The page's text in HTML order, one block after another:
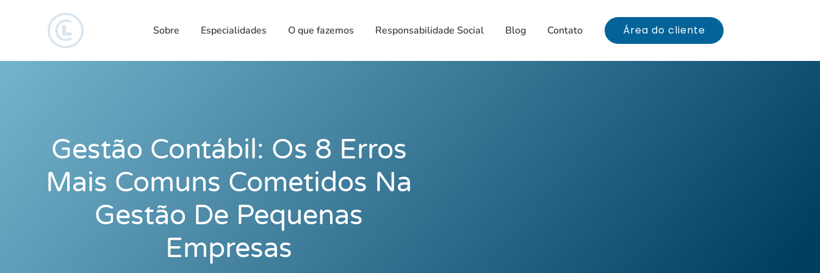
Sobre Especialidades O que fazemos Responsabilidade Social Blog Contato Área do cliente
Gestão Contábil: Os 8 Erros
Mais Comuns Cometidos Na
Gestão De Pequenas
Empresas